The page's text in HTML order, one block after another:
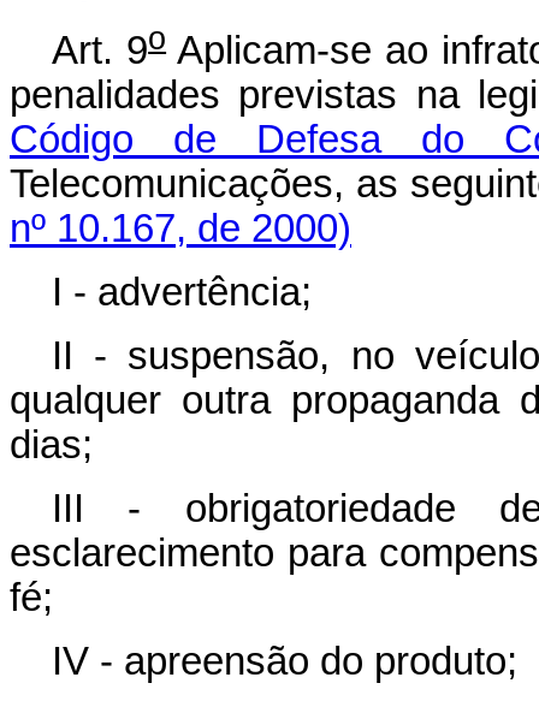
Art. 9oAplicam-se ao
penalidades previstas na
Código de Defesa do
Telecomunicações, as
nº 10.167, de 2000)
I - advertência;
II - suspensão, no
qualquer outra
dias;
III - obrigatoriedade
esclarecimento para
fé;
IV - apreensão do produto;